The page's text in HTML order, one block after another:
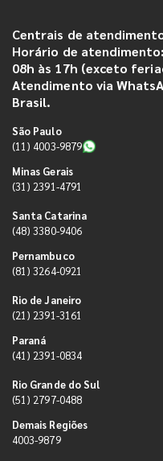
Centrais de
Horário de
08h às 17h (exceto
Atendimento via
Brasil.
São Paulo
(11) 4003-9879
Minas Gerais
(31) 2391-4791
Santa Catarina
(48) 3380-9406
Pernambuco
(81) 3264-0921
Rio de Janeiro
(21) 2391-3161
Paraná
(41) 2391-0834
Rio Grande do Sul
(51) 2797-0488
Demais Regiões
4003-9879